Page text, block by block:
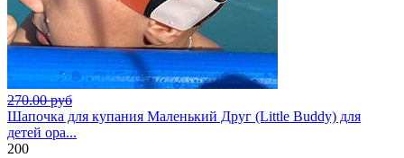
270.00 руб
Шапочка для купания Маленький Друг (Little Buddy) для
детей ора...
200